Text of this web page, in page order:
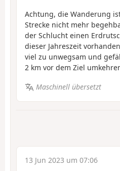
Achtung, die Wanderung
Strecke nicht mehr
der Schlucht einen
dieser Jahreszeit
viel zu unwegsam und
2 km vor dem Ziel
Maschinell übersetzt
13 Jun 2023 um 07:06